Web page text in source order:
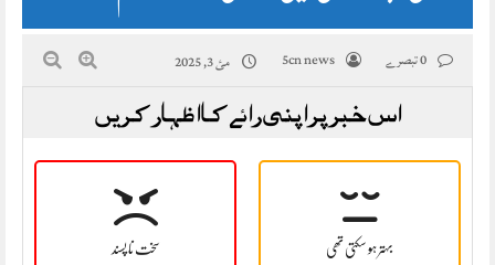
5cn news مئ 3, 2025
اس خبر پر اپنی رائے کا اظہار کریں
سخت نا پسند بہتر ہو سکتی تھی